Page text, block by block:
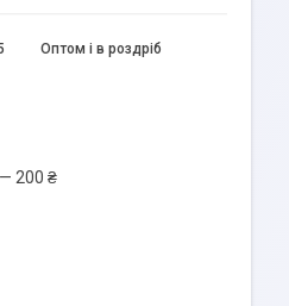
Оптом і в роздріб
200 ₴